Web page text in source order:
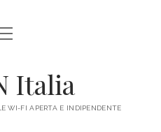
Italia
WI-FI APERTA E INDIPENDENTE